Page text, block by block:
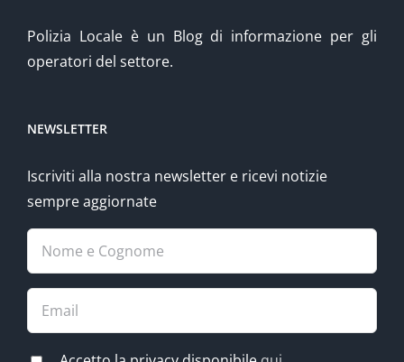
Polizia Locale è un Blog di informazione per gli
operatori del settore.
NEWSLETTER
Iscriviti alla nostra newsletter e ricevi notizie
sempre aggiornate